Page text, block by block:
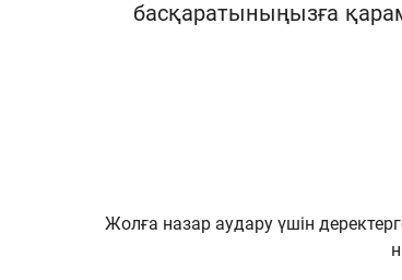
басқаратыныңызға
Жолға назар аудару үшін